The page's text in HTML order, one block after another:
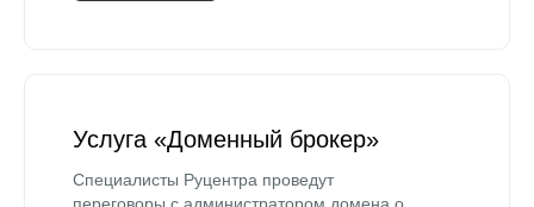
Услуга «Доменный брокер»
Специалисты Руцентра проведут